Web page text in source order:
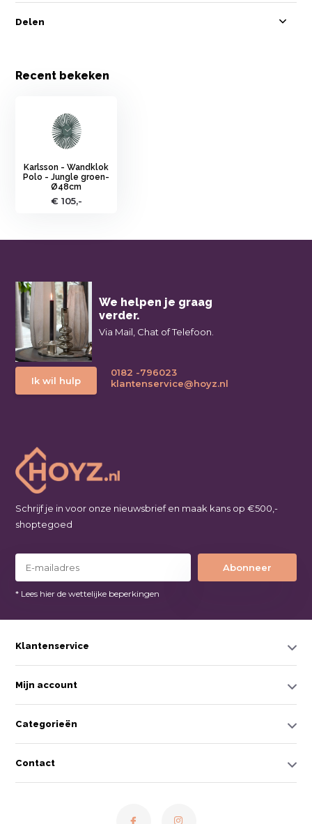
Delen
Recent bekeken
Karlsson - Wandklok
Polo - Jungle groen-
Ø48cm
€ 105,-
We helpen je graag
verder.
Via Mail, Chat of Telefoon.
Ik wil hulp
0182 -796023
klantenservice@hoyz.nl
Schrijf je in voor onze nieuwsbrief en maak kans op €500,-
shoptegoed
Abonneer
* Lees hier de wettelijke beperkingen
Klantenservice
Mijn account
Categorieën
Contact